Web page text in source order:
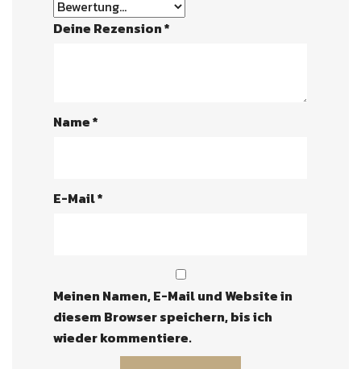
Deine Rezension*
Name*
E-Mail*
Meinen Namen, E-Mail und Website in
diesem Browser speichern, bis ich
wieder kommentiere.